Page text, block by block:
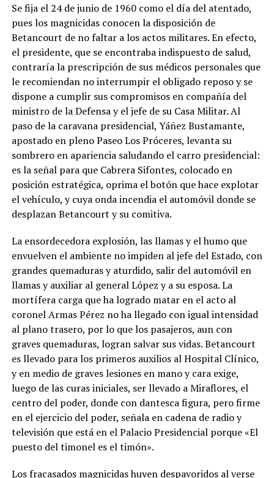
Se fija el 24 de junio de 1960 como el día del atentado,
pues los magnicidas conocen la disposición de
Betancourt de no faltar a los actos militares. En efecto,
el presidente, que se encontraba indispuesto de salud,
contraría la prescripción de sus médicos personales que
le recomiendan no interrumpir el obligado reposo y se
dispone a cumplir sus compromisos en compañía del
ministro de la Defensa y el jefe de su Casa Militar. Al
paso de la caravana presidencial, Yáñez Bustamante,
apostado en pleno Paseo Los Próceres, levanta su
sombrero en apariencia saludando el carro presidencial:
es la señal para que Cabrera Sifontes, colocado en
posición estratégica, oprima el botón que hace explotar
el vehículo, y cuya onda incendia el automóvil donde se
desplazan Betancourt y su comitiva.
La ensordecedora explosión, las llamas y el humo que
envuelven el ambiente no impiden al jefe del Estado, con
grandes quemaduras y aturdido, salir del automóvil en
llamas y auxiliar al general López y a su esposa. La
mortífera carga que ha logrado matar en el acto al
coronel Armas Pérez no ha llegado con igual intensidad
al plano trasero, por lo que los pasajeros, aun con
graves quemaduras, logran salvar sus vidas. Betancourt
es llevado para los primeros auxilios al Hospital Clínico,
y en medio de graves lesiones en mano y cara exige,
luego de las curas iniciales, ser llevado a Miraflores, el
centro del poder, donde con dantesca figura, pero firme
en el ejercicio del poder, señala en cadena de radio y
televisión que está en el Palacio Presidencial porque «El
puesto del timonel es el timón».
Los fracasados magnicidas huyen despavoridos al verse